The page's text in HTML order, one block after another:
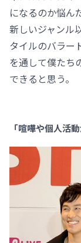
になるのか悩ん
新しいジャンル
タイルのバラー
を通して僕たち
できると思う。
「喧嘩や個人活